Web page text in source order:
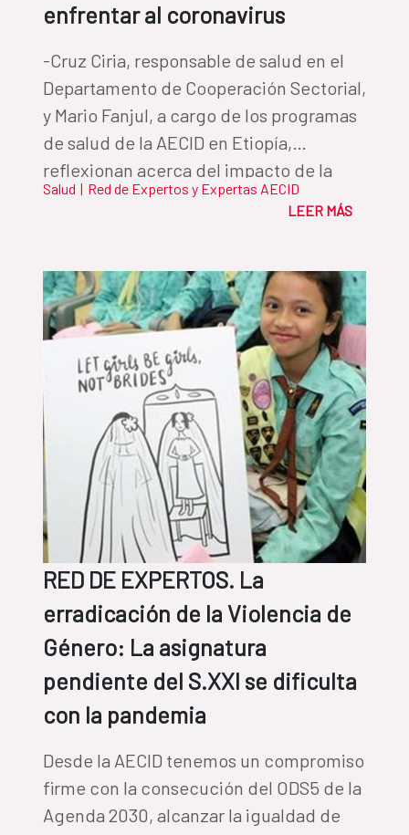
enfrentar al coronavirus
-Cruz Ciria, responsable de salud en el
Departamento de Cooperación Sectorial,
y Mario Fanjul, a cargo de los programas
de salud de la AECID en Etiopía,
reflexionan acerca del impacto de la
crisis internacional del COVID19 en los
Salud | Red de Expertos y Expertas AECID
LEER MÁS
RED DE EXPERTOS. La
erradicación de la Violencia de
Género: La asignatura
pendiente del S.XXI se dificulta
con la pandemia
Desde la AECID tenemos un compromiso
firme con la consecución del ODS5 de la
Agenda 2030, alcanzar la igualdad de